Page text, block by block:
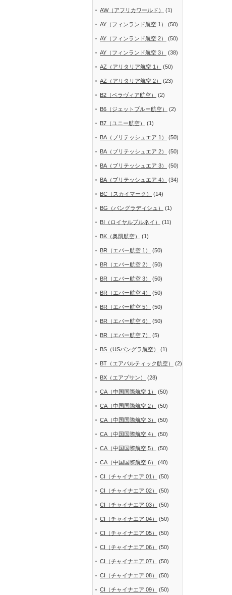
AW（アフリカワールド） (1)
AY（フィンランド航空 1） (50)
AY（フィンランド航空 2） (50)
AY（フィンランド航空 3） (38)
AZ（アリタリア航空 1） (50)
AZ（アリタリア航空 2） (23)
B2（ベラヴィア航空） (2)
B6（ジェットブルー航空） (2)
B7（ユニー航空） (1)
BA（ブリテッシュエア 1） (50)
BA（ブリテッシュエア 2） (50)
BA（ブリテッシュエア 3） (50)
BA（ブリテッシュエア 4） (34)
BC（スカイマーク） (14)
BG（バングラディシュ） (1)
BI（ロイヤルブルネイ） (11)
BK（奥凱航空） (1)
BR（エバー航空 1） (50)
BR（エバー航空 2） (50)
BR（エバー航空 3） (50)
BR（エバー航空 4） (50)
BR（エバー航空 5） (50)
BR（エバー航空 6） (50)
BR（エバー航空 7） (5)
BS（USバングラ航空） (1)
BT（エアバルティック航空） (2)
BX（エアプサン） (28)
CA（中国国際航空 1） (50)
CA（中国国際航空 2） (50)
CA（中国国際航空 3） (50)
CA（中国国際航空 4） (50)
CA（中国国際航空 5） (50)
CA（中国国際航空 6） (40)
CI（チャイナエア 01） (50)
CI（チャイナエア 02） (50)
CI（チャイナエア 03） (50)
CI（チャイナエア 04） (50)
CI（チャイナエア 05） (50)
CI（チャイナエア 06） (50)
CI（チャイナエア 07） (50)
CI（チャイナエア 08） (50)
CI（チャイナエア 09） (50)